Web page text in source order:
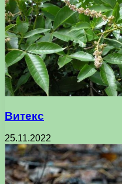
Витекс
25.11.2022